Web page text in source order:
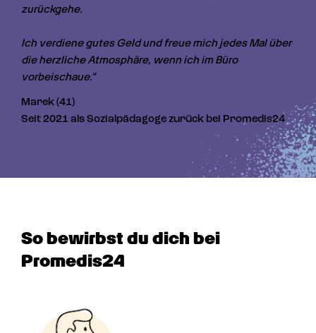
zurückgehe.
Ich verdiene gutes Geld und freue mich jedes Mal über
die herzliche Atmosphäre, wenn ich im Büro
vorbeischaue."
Marek (41)
Seit 2021 als Sozialpädagoge zurück bei Promedis24
So bewirbst du dich bei
Promedis24